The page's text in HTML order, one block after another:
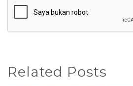
Related Posts